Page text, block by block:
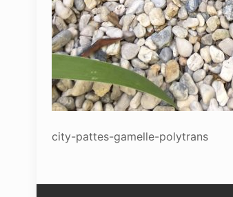
city-pattes-gamelle-polytrans